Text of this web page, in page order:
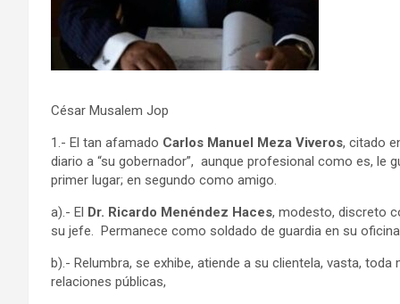
César Musalem Jop
1.- El tan afamado Carlos Manuel Meza Viveros, citado
diario a “su gobernador”, aunque profesional como es, le
primer lugar; en segundo como amigo.
a).- El Dr. Ricardo Menéndez Haces, modesto, discreto
su jefe. Permanece como soldado de guardia en su
b).- Relumbra, se exhibe, atiende a su clientela, vasta,
relaciones públicas,